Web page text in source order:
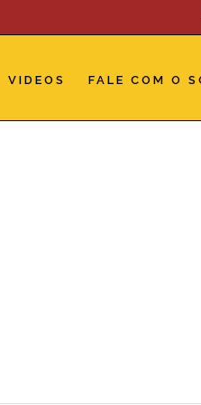
VIDEOS FALE COM O